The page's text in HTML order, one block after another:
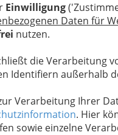
Einwilligung
Daten für
nutzen.
die Verarbeitung
Identifiern außerhalb
Verarbeitung Ihrer
. Hier
sowie einzelne
Variation